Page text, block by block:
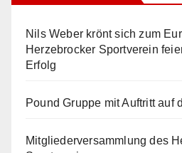
Nils Weber krönt sich zum
Herzebrocker Sportverein
Erfolg
Pound Gruppe mit Auftritt auf
Mitgliederversammlung des